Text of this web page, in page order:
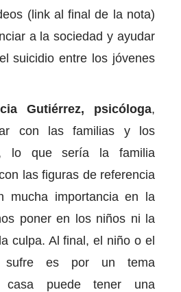
(link al final de la nota)
a la sociedad y ayudar
suicidio entre los jóvenes
Gutiérrez, psicóloga,
con las familias y los
lo que sería la familia
las figuras de referencia
mucha importancia en la
poner en los niños ni la
culpa. Al final, el niño o el
sufre es por un tema
casa puede tener una